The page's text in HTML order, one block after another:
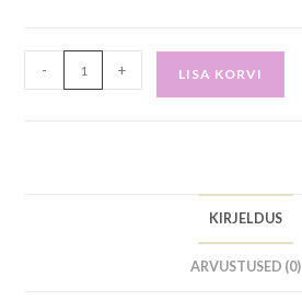
- + LISA KORVI
KIRJELDUS
ARVUSTUSED (0)